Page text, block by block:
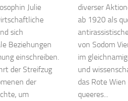
Julie
sich
Beziehungen
einschreiben.
der Streifzug
der
um
diverser
ab 1920 als
von Sodom
im
und
das Rote
queeres...